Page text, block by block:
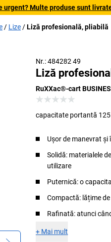
urgent? Multe produse sunt
Lize Liză profesională, pliabilă
Nr.: 484282 49
Liză
RuXXac®-cart
capacitate portantă 125
Ușor de manevrat și
Solidă: materialele
utilizare
Puternică: o
Compactă: lățime
Rafinată: atunci
+ Mai mult